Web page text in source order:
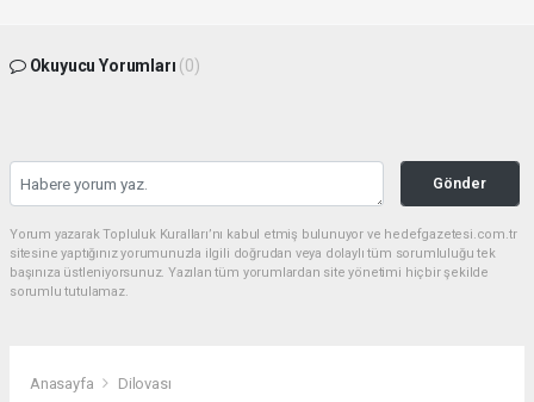
Okuyucu Yorumları (0)
Gönder
Yorum yazarak Topluluk Kuralları’nı kabul etmiş bulunuyor ve hedefgazetesi.com.tr
sitesine yaptığınız yorumunuzla ilgili doğrudan veya dolaylı tüm sorumluluğu tek
başınıza üstleniyorsunuz. Yazılan tüm yorumlardan site yönetimi hiçbir şekilde
sorumlu tutulamaz.
Anasayfa Dilovası